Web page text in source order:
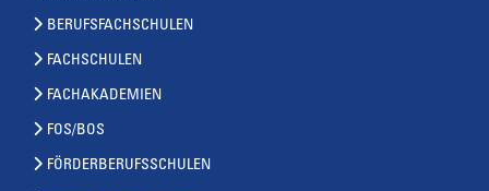
BERUFSFACHSCHULEN
FACHSCHULEN
FACHAKADEMIEN
FOS/BOS
FÖRDERBERUFSSCHULEN